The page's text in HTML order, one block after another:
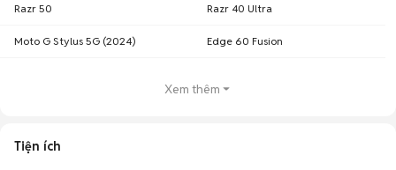
Razr 50 Razr 40 Ultra
Moto G Stylus 5G (2024) Edge 60 Fusion
Xem thêm
Tiện ích